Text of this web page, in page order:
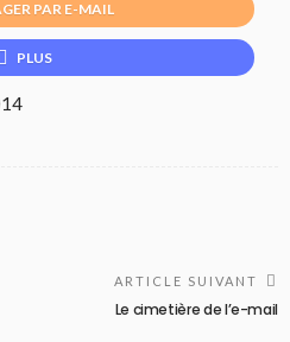
PAR E-MAIL
PLUS
ARTICLE SUIVANT
Le cimetière de l’e-mail